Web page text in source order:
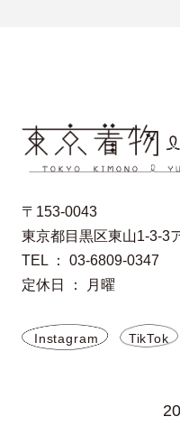
〒153-0043
東京都目黒区東山1-3-3
TEL ： 03-6809-0347
定休日 ： 月曜
Instagram TikTok